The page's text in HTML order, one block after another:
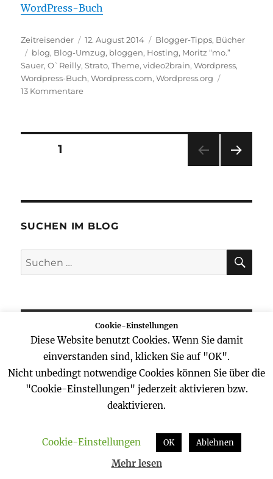
WordPress-Buch
Autor
Zeitreisender
Veröffentlicht
am
12. August 2014 Kategorien
Blogger-Tipps, Bücher
Schlagwörter
blog, Blog-Umzug, bloggen, Hosting, Moritz “mo.”
Sauer,O`Reilly,Strato,Theme,video2brain,Wordpress,
Wordpress-Buch,Wordpress.com,Wordpress.org
13 Kommentarezu
Seitennummerierung
Beiträge
SEITE1
E
SUCHEN IM BLOG
Suchen
nach:
NEWSLETTER / BLOG-ABONNEMENT
HAT IHNEN DIESER BEITRAG GEFALLEN?
NUTZEN SIE DIE MÖGLICHKEIT, SICH ÜBER NEUE
BEITRÄGE PER E-MAIL REGELMÄSSIG INFORMIEREN ZU L
INEN NEWSLETTER ZU ERHALTEN.
Cookie-Einstellungen
Diese Website benutzt Cookies. Wenn Sie damit
einverstanden sind, klicken Sie auf "OK".
Nicht unbedingt notwendige Cookies können Sie über die
"Cookie-Einstellungen" jederzeit aktivieren bzw.
deaktivieren.
Cookie-Einstellungen OK Ablehnen
Mehr lesen